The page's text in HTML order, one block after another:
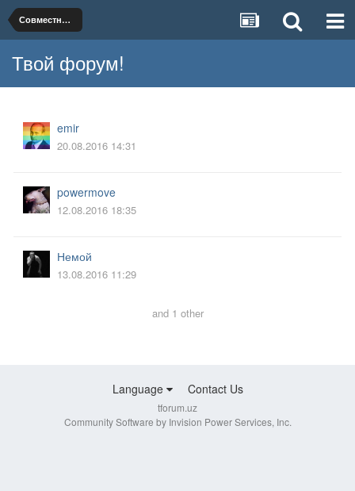
Совместная жизнь до брака
Твой форум!
emir
20.08.2016 14:31
powermove
12.08.2016 18:35
Немой
13.08.2016 11:29
and 1 other
Language Contact Us
tforum.uz
Community Software by Invision Power Services, Inc.